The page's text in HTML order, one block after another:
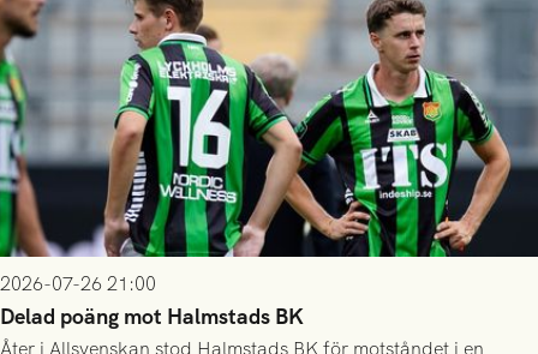
2026-07-26 21:00
Delad poäng mot Halmstads BK
Åter i Allsvenskan stod Halmstads BK för motståndet i en